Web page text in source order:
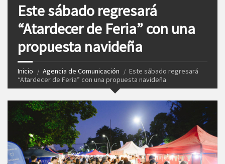
Este sábado regresará
“Atardecer de Feria” con una
propuesta navideña
Inicio Agencia de Comunicación
Este sábado regresará
“Atardecer de Feria” con una propuesta navideña